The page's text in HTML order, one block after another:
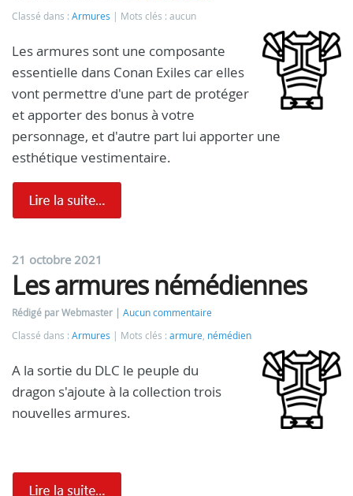
Classé dans : Armures Mots clés : aucun
Les armures sont une composante
essentielle dans Conan Exiles car elles
vont permettre d'une part de protéger
et apporter des bonus à votre
personnage, et d'autre part lui apporter une
esthétique vestimentaire.
21 octobre 2021
Les armures némédiennes
Rédigé par Webmaster
Aucun commentaire
Classé dans : Armures Mots clés : armure némédien
A la sortie du DLC le peuple du
dragon s'ajoute à la collection trois
nouvelles armures.